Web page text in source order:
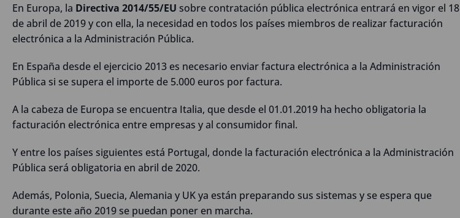
En Europa, la Directiva 2014/55/EU sobre contratación pública electrónica entrará en vigor el 18
de abril de 2019 y con ella, la necesidad en todos los países miembros de realizar facturación
electrónica a la Administración Pública.
En España desde el ejercicio 2013 es necesario enviar factura electrónica a la Administración
Pública si se supera el importe de 5.000 euros por factura.
A la cabeza de Europa se encuentra Italia, que desde el 01.01.2019 ha hecho obligatoria la
facturación electrónica entre empresas y al consumidor final.
Y entre los países siguientes está Portugal, donde la facturación electrónica a la Administración
Pública será obligatoria en abril de 2020.
Además, Polonia, Suecia, Alemania y UK ya están preparando sus sistemas y se espera que
durante este año 2019 se puedan poner en marcha.